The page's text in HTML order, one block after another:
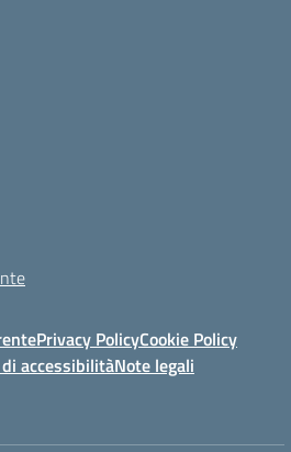
Privacy PolicyCookie Policy
accessibilitàNote legali